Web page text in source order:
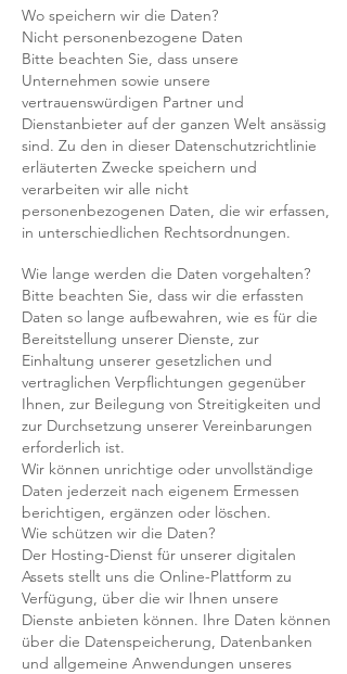
Wo speichern wir die Daten?
Nicht personenbezogene Daten
Bitte beachten Sie, dass unsere
Unternehmen sowie unsere
vertrauenswürdigen Partner und
Dienstanbieter auf der ganzen Welt ansässig
sind. Zu den in dieser Datenschutzrichtlinie
erläuterten Zwecke speichern und
verarbeiten wir alle nicht
personenbezogenen Daten, die wir erfassen,
in unterschiedlichen Rechtsordnungen.
Wie lange werden die Daten vorgehalten?
Bitte beachten Sie, dass wir die erfassten
Daten so lange aufbewahren, wie es für die
Bereitstellung unserer Dienste, zur
Einhaltung unserer gesetzlichen und
vertraglichen Verpflichtungen gegenüber
Ihnen, zur Beilegung von Streitigkeiten und
zur Durchsetzung unserer Vereinbarungen
erforderlich ist.
Wir können unrichtige oder unvollständige
Daten jederzeit nach eigenem Ermessen
berichtigen, ergänzen oder löschen.
Wie schützen wir die Daten?
Der Hosting-Dienst für unserer digitalen
Assets stellt uns die Online-Plattform zu
Verfügung, über die wir Ihnen unsere
Dienste anbieten können. Ihre Daten können
über die Datenspeicherung, Datenbanken
und allgemeine Anwendungen unseres